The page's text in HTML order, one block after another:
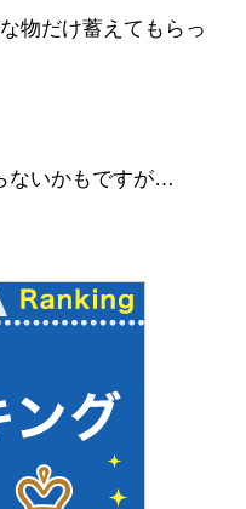
物だけ蓄えてもらっ
ないかもですが…